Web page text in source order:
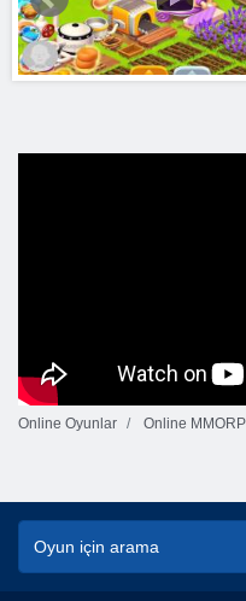
Online Oyunlar Online